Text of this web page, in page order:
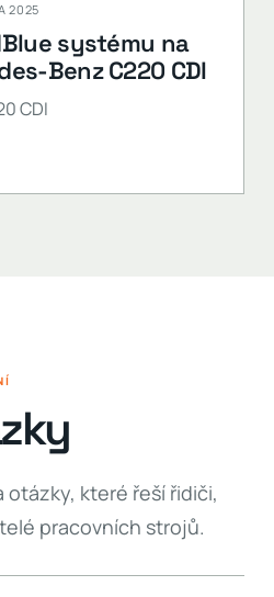
2025
systému na
Benz C220 CDI
CDI
které řeší řidiči,
pracovních strojů.